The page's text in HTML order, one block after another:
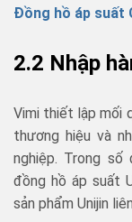
Đồng hồ áp suất
2.2 Nhập
Vimi thiết lập mối
thương hiệu và
nghiệp. Trong
đồng hồ áp suất
sản phẩm Unijin